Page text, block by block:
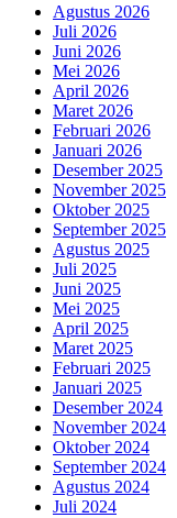
Agustus 2026
Juli 2026
Juni 2026
Mei 2026
April 2026
Maret 2026
Februari 2026
Januari 2026
Desember 2025
November 2025
Oktober 2025
September 2025
Agustus 2025
Juli 2025
Juni 2025
Mei 2025
April 2025
Maret 2025
Februari 2025
Januari 2025
Desember 2024
November 2024
Oktober 2024
September 2024
Agustus 2024
Juli 2024